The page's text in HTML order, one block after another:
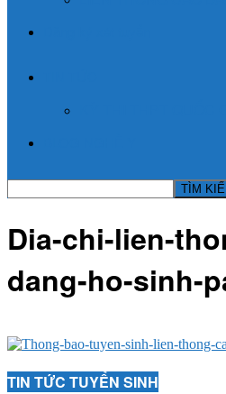
Dia-chi-lien-
dang-ho-sinh-
TIN TỨC TUYỂN SINH